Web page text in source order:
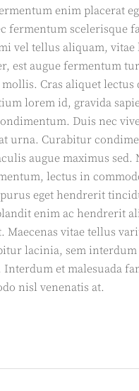
enim placerat
fermentum scelerisque
vel tellus aliquam, vitae
est augue fermentum
Cras aliquet lectus
lorem id, gravida
Duis nec
urna. Curabitur
augue maximus sed.
lectus in
eget hendrerit
enim ac hendrerit
vitae tellus
lacinia, sem
et malesuada
nisl venenatis at.